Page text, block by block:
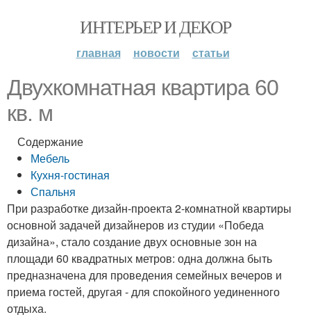
ИНТЕРЬЕР И ДЕКОР
главная новости статьи
Двухкомнатная квартира 60
кв. м
Содержание
Мебель
Кухня-гостиная
Спальня
При разработке дизайн-проекта 2-комнатной квартиры
основной задачей дизайнеров из студии «Победа
дизайна», стало создание двух основные зон на
площади 60 квадратных метров: одна должна быть
предназначена для проведения семейных вечеров и
приема гостей, другая - для спокойного уединенного
отдыха.